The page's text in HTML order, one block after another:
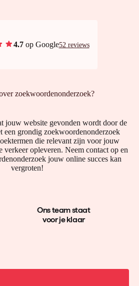
4.7op Google52 reviews
zoekwoordenonderzoek?
jouw website gevonden wordt door de
een grondig zoekwoordenonderzoek
die relevant zijn voor jouw
verkeer opleveren. Neem contact op en
jouw online succes kan
vergroten!
Ons team staat
voor je klaar